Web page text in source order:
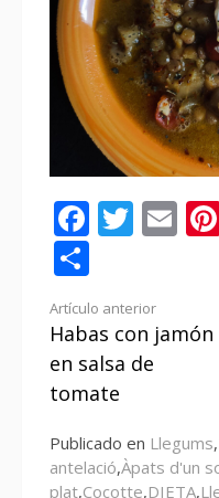
Seguir
leyendo
Artículo anterior
Habas con jamón
en salsa de
tomate
Publicado en Llegums,
antelació,Àpats d'un
plat,Cocotte,DIETA,